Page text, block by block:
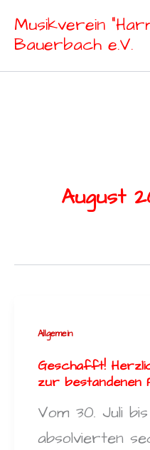
Inhalt
Musikverein
Bauerbach e.V.
August
Allgemein
Geschafft!
zur bestandenen
Vom 30. Juli
absolvierten